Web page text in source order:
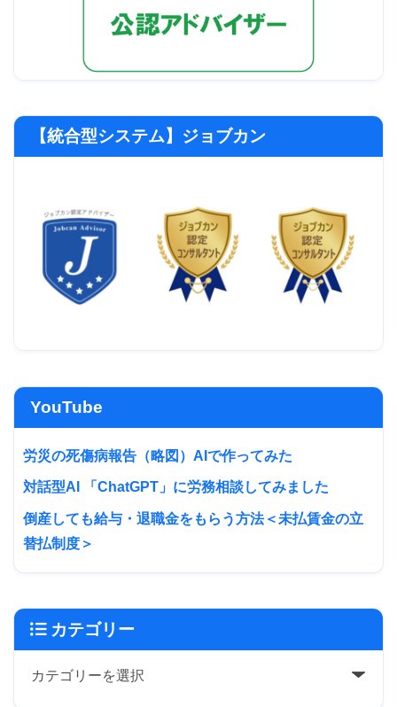
【統合型システム】ジョブカン
YouTube
労災の死傷病報告（略図）AIで作ってみた
対話型AI 「ChatGPT」に労務相談してみました
倒産しても給与・退職金をもらう方法＜未払賃金の立
替払制度＞
カテゴリー